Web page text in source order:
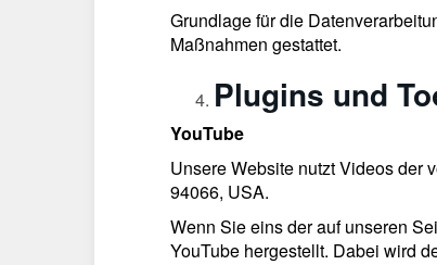
Grundlage für die
Maßnahmen gestattet.
Plugins und
YouTube
Unsere Website nutzt Videos der
94066, USA.
Wenn Sie eins der auf unseren
YouTube hergestellt. Dabei wird